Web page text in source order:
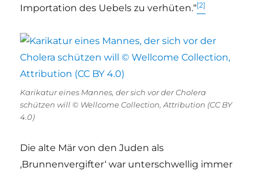
Importation des Uebels zu verhüten.“[2]
Karikatur eines Mannes, der sich vor der Cholera
schützen will © Wellcome Collection, Attribution (CC BY
4.0)
Die alte Mär von den Juden als
‚Brunnenvergifter‘ war unterschwellig immer